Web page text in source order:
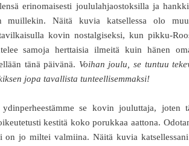
erinomaisesti joululahjaostoksilla ja
muillekin. Näitä kuvia katsellessa olo
kovin nostalgiseksi, kun pikku-
samoja herttaisia ilmeitä kuin hänen
tänä päivänä. Voihan joulu, se tuntuu
jopa tavallista tunteellisemmaksi!
se kovin jouluttaja, joten
kestitä koko porukkaa aattona.
on jo miltei valmiina. Näitä kuvia